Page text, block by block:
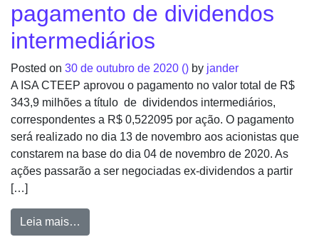
pagamento de dividendos
intermediários
Posted on 30 de outubro de 2020 () by jander
A ISA CTEEP aprovou o pagamento no valor total de R$
343,9 milhões a título de dividendos intermediários,
correspondentes a R$ 0,522095 por ação. O pagamento
será realizado no dia 13 de novembro aos acionistas que
constarem na base do dia 04 de novembro de 2020. As
ações passarão a ser negociadas ex-dividendos a partir
[…]
Leia mais…